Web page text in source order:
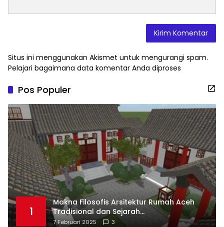
Situs ini menggunakan Akismet untuk mengurangi spam.
Pelajari bagaimana data komentar Anda diproses
Pos Populer
1
Makna Filosofis Arsitektur Rumah Aceh
Tradisional dan Sejarah
Perkembangannya
7 Februari 2025 3